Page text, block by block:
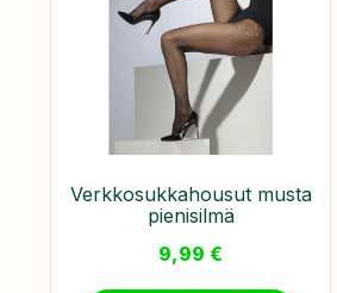
Verkkosukkahousut musta
pienisilmä
9,99 €